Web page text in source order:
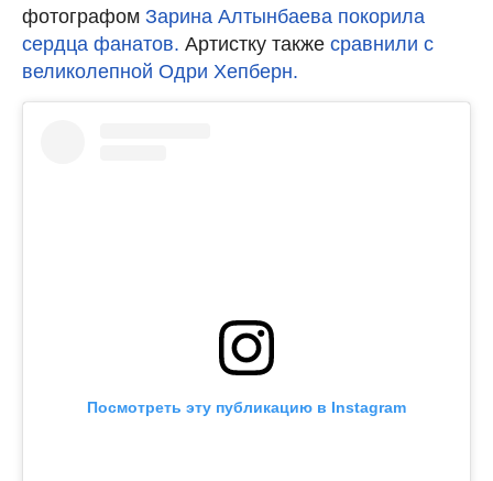
фотографом Зарина Алтынбаева покорила
сердца фанатов. Артистку также сравнили с
великолепной Одри Хепберн.
Посмотреть эту публикацию в Instagram